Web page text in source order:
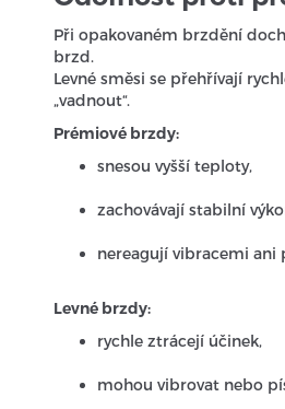
Při opakovaném brzdění
brzd.
Levné směsi se přehřívají
„vadnout“.
Prémiové brzdy:
snesou vyšší teploty,
zachovávají stabilní
nereagují vibracemi ani
Levné brzdy:
rychle ztrácejí účinek,
mohou vibrovat nebo